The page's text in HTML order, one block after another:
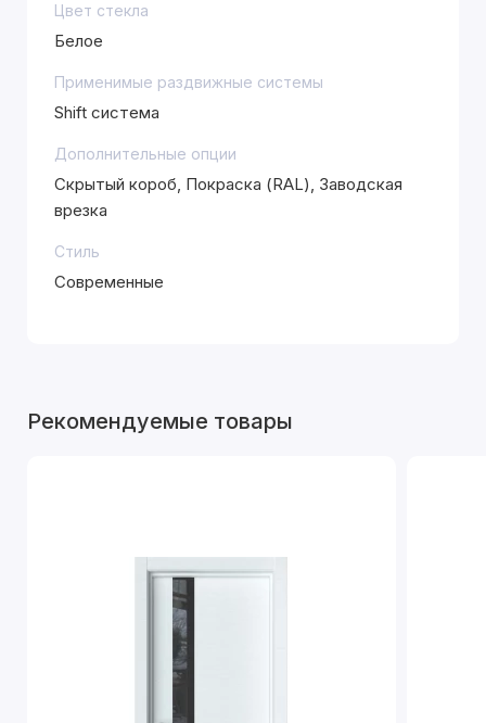
Цвет стекла
Белое
Применимые раздвижные системы
Shift система
Дополнительные опции
Скрытый короб, Покраска (RAL), Заводская
врезка
Стиль
Современные
Рекомендуемые товары